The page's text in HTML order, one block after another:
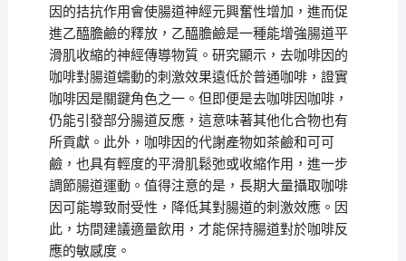
因的拮抗作用會使腸道神經元興奮性增加，進而促
進乙醯膽鹼的釋放，乙醯膽鹼是一種能增強腸道平
滑肌收縮的神經傳導物質。研究顯示，去咖啡因的
咖啡對腸道蠕動的刺激效果遠低於普通咖啡，證實
咖啡因是關鍵角色之一。但即便是去咖啡因咖啡，
仍能引發部分腸道反應，這意味著其他化合物也有
所貢獻。此外，咖啡因的代謝產物如茶鹼和可可
鹼，也具有輕度的平滑肌鬆弛或收縮作用，進一步
調節腸道運動。值得注意的是，長期大量攝取咖啡
因可能導致耐受性，降低其對腸道的刺激效應。因
此，坊間建議適量飲用，才能保持腸道對於咖啡反
應的敏感度。